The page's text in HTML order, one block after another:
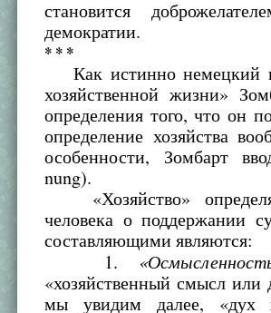
становится
демократии.
* * *
Как истинно немецкий
хозяйственной жизни»
определения того, что он
определение хозяйства
особенности, Зомбарт
nung).
«Хозяйство»
человека о поддержании
составляющими являются:
1.
«хозяйственный смысл
мы увидим далее, «дух